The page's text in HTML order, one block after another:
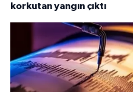
korkutan yangın çıktı